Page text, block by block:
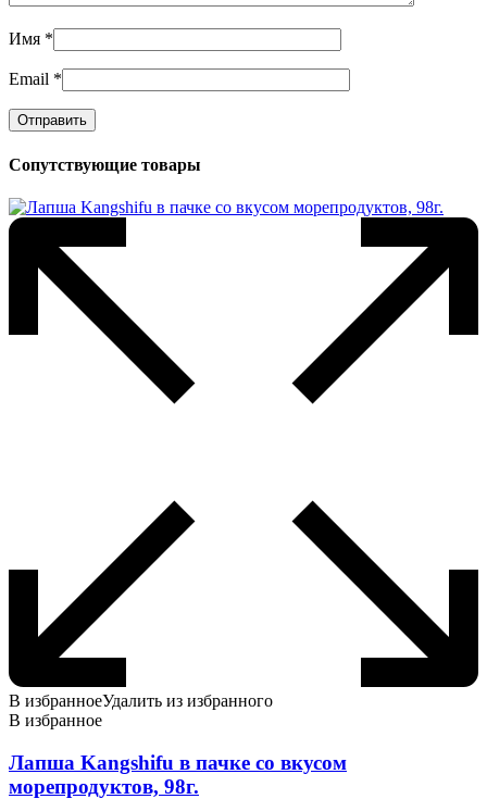
Имя *
Email *
Сопутствующие товары
В избранноеУдалить из избранного
В избранное
Лапша Kangshifu в пачке cо вкусом
морепродуктов, 98г.